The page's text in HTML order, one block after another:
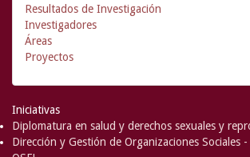
Resultados de Investigación
Investigadores
Áreas
Proyectos
Iniciativas
Diplomatura en salud y derechos sexuales y
Dirección y Gestión de Organizaciones Sociales